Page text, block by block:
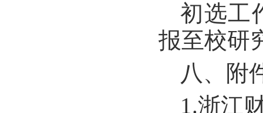
初选工
报至校研
八、附
1.浙江